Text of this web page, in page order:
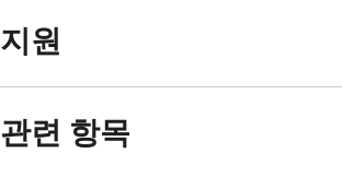
지원
관련 항목